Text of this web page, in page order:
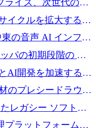
タセンターを立ち
ライズ、次世代のデ
ロンドンの出発点
イクルを拡大するた
ーロを調達
の音声 AI インフラ
めに 300 万ドルを
パの初期段階の AI
300 万ユーロのフ
AI開発を加速するた
のプレシードラウン
レガシー ソフトウ
万ドルを調達
プラットフォームを